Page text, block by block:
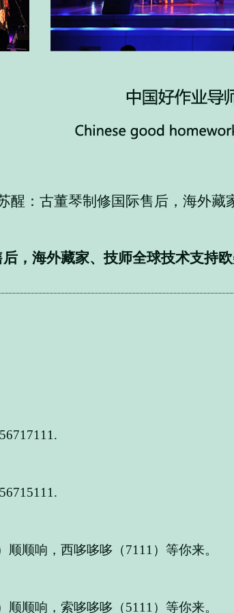
醒：古董琴制修国际售后，海外
，海外藏家、技师全球技术支
顺响，西哆哆哆（7111）等你来。
顺响，索哆哆哆（5111）等你来。